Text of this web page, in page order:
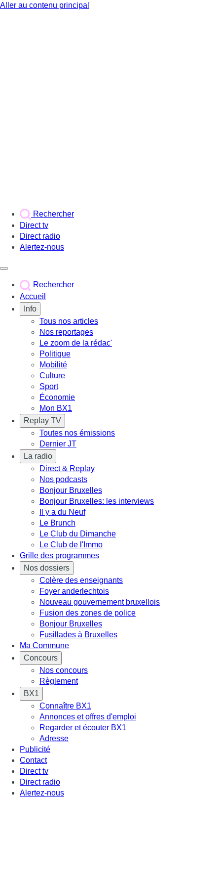
Aller au contenu principal
Rechercher
Direct tv
Direct radio
Alertez-nous
Rechercher
Accueil
Info
Tous nos articles
Nos reportages
Le zoom de la rédac'
Politique
Mobilité
Culture
Sport
Économie
Mon BX1
Replay TV
Toutes nos émissions
Dernier JT
La radio
Direct & Replay
Nos podcasts
Bonjour Bruxelles
Bonjour Bruxelles: les interviews
Il y a du Neuf
Le Brunch
Le Club du Dimanche
Le Club de l'Immo
Grille des programmes
Nos dossiers
Colère des enseignants
Foyer anderlechtois
Nouveau gouvernement bruxellois
Fusion des zones de police
Bonjour Bruxelles
Fusillades à Bruxelles
Ma Commune
Concours
Nos concours
Règlement
BX1
Connaître BX1
Annonces et offres d'emploi
Regarder et écouter BX1
Adresse
Publicité
Contact
Direct tv
Direct radio
Alertez-nous